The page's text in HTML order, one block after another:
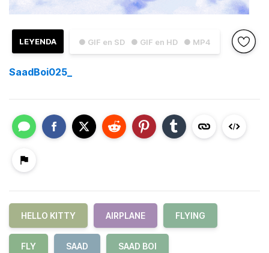
● GIF en SD ● GIF en HD ● MP4
LEYENDA
SaadBoi025_
HELLO KITTY AIRPLANE FLYING
FLY SAAD SAAD BOI